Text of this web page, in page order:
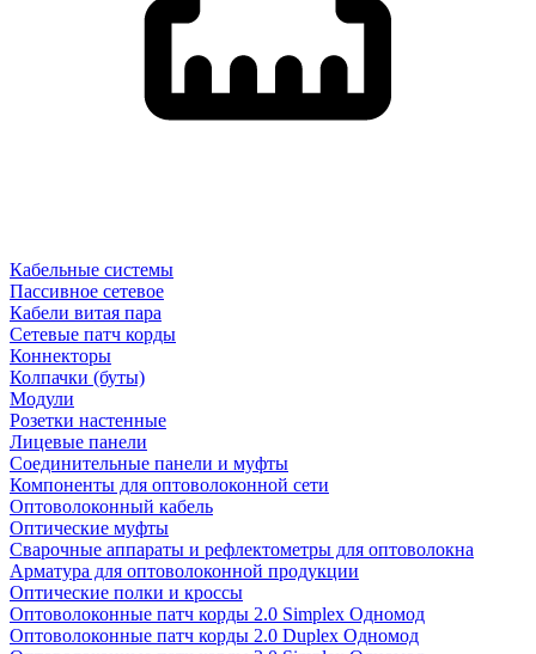
Кабельные системы
Пассивное сетевое
Кабели витая пара
Сетевые патч корды
Коннекторы
Колпачки (буты)
Модули
Розетки настенные
Лицевые панели
Соединительные панели и муфты
Компоненты для оптоволоконной сети
Оптоволоконный кабель
Оптические муфты
Сварочные аппараты и рефлектометры для оптоволокна
Арматура для оптоволоконной продукции
Оптические полки и кроссы
Оптоволоконные патч корды 2.0 Simplex Одномод
Оптоволоконные патч корды 2.0 Duplex Одномод